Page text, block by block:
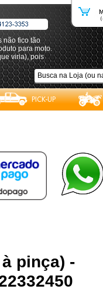
não fico tão
para moto.
viria), pois
pinça) -